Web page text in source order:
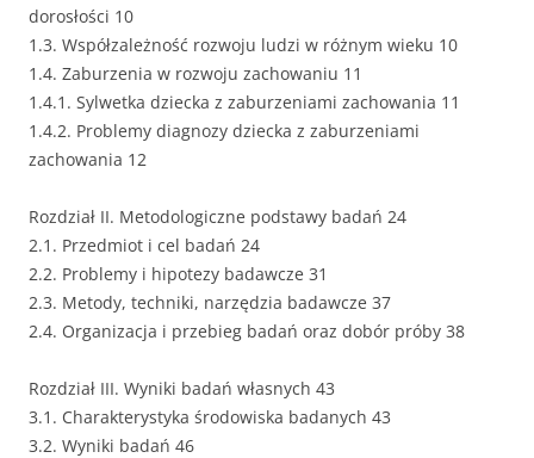
dorosłości 10
1.3. Współzależność rozwoju ludzi w różnym wieku 10
1.4. Zaburzenia w rozwoju zachowaniu 11
1.4.1. Sylwetka dziecka z zaburzeniami zachowania 11
1.4.2. Problemy diagnozy dziecka z zaburzeniami
zachowania 12
Rozdział II. Metodologiczne podstawy badań 24
2.1. Przedmiot i cel badań 24
2.2. Problemy i hipotezy badawcze 31
2.3. Metody, techniki, narzędzia badawcze 37
2.4. Organizacja i przebieg badań oraz dobór próby 38
Rozdział III. Wyniki badań własnych 43
3.1. Charakterystyka środowiska badanych 43
3.2. Wyniki badań 46